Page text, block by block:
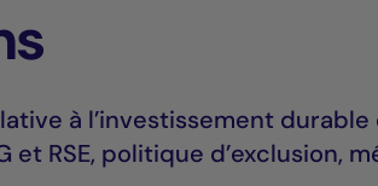
à l’investissement durable
RSE, politique d’exclusion,